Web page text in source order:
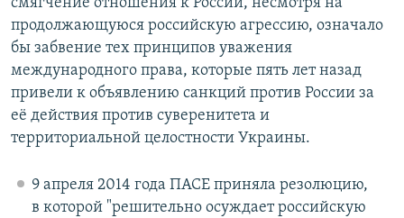
смягчение отношения к России, несмотря на
продолжающуюся российскую агрессию, означало
бы забвение тех принципов уважения
международного права, которые пять лет назад
привели к объявлению санкций против России за
её действия против суверенитета и
территориальной целостности Украины.
9 апреля 2014 года ПАСЕ приняла резолюцию,
в которой "решительно осуждает российскую